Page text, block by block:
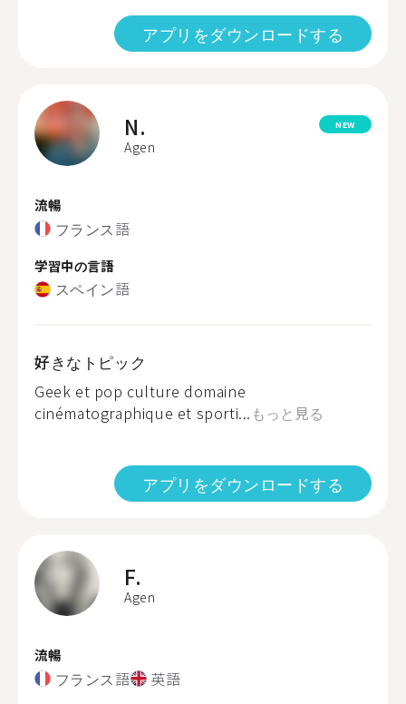
アプリをダウンロードする
N.
Agen
NEW
流暢
フランス語
学習中の言語
スペイン語
好きなトピック
Geek et pop culture domaine
cinématographique et sporti... もっと見る
アプリをダウンロードする
F.
Agen
流暢
フランス語 英語